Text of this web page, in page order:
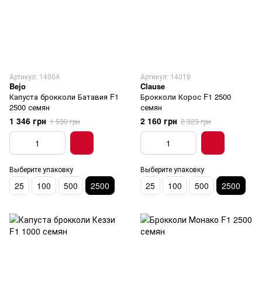
Артикул: 14004
Bejo
Капуста брокколи Батавия F1
2500 семян
1 346 грн 1 530 грн
Выберите упаковку
25 100 500 2500
Артикул: 14019
Clause
Брокколи Корос F1 2500
семян
2 160 грн 2 323 грн
Выберите упаковку
25 100 500 2500